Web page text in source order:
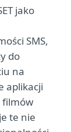
jako
SMS,
do
na
aplikacji
filmów
te nie